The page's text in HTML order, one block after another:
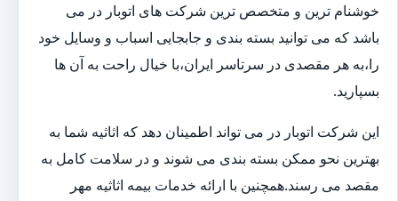
خوشنام ترین و متخصص ترین شرکت های اتوبار در می
باشد که می توانید بسته بندی و جابجایی اسباب و وسایل خود
را،به هر مقصدی در سرتاسر ایران،با خیال راحت به آن ها
بسپارید.
این شرکت اتوبار در می تواند اطمینان دهد که اثاثیه شما به
بهترین نحو ممکن بسته بندی می شوند و در سلامت کامل به
مقصد می رسند.همچنین با ارائه خدمات بیمه اثاثیه مهر